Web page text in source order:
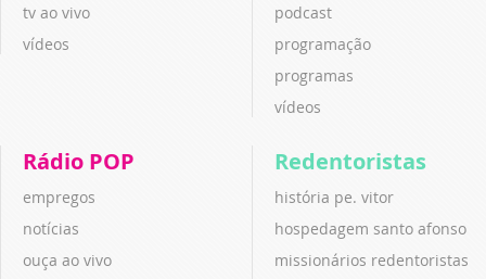
tv ao vivo
vídeos
podcast
programação
programas
vídeos
Rádio POP
empregos
notícias
ouça ao vivo
Redentoristas
história pe. vitor
hospedagem santo afonso
missionários redentoristas